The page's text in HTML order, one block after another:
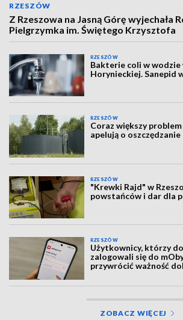
RZESZÓW
Z Rzeszowa na Jasną Górę wyjechała
Pielgrzymka im. Świętego Krzysztofa
RZESZÓW
Bakterie coli w wodzie
Horynieckiej. Sanepid
RZESZÓW
Coraz większy
apelują o oszczędzanie
RZESZÓW
"Krewki Rajd" w
powstańców i dar dla
RZESZÓW
Użytkownicy, którzy
zalogowali się do
przywrócić ważność
ZOBACZ WIĘCEJ